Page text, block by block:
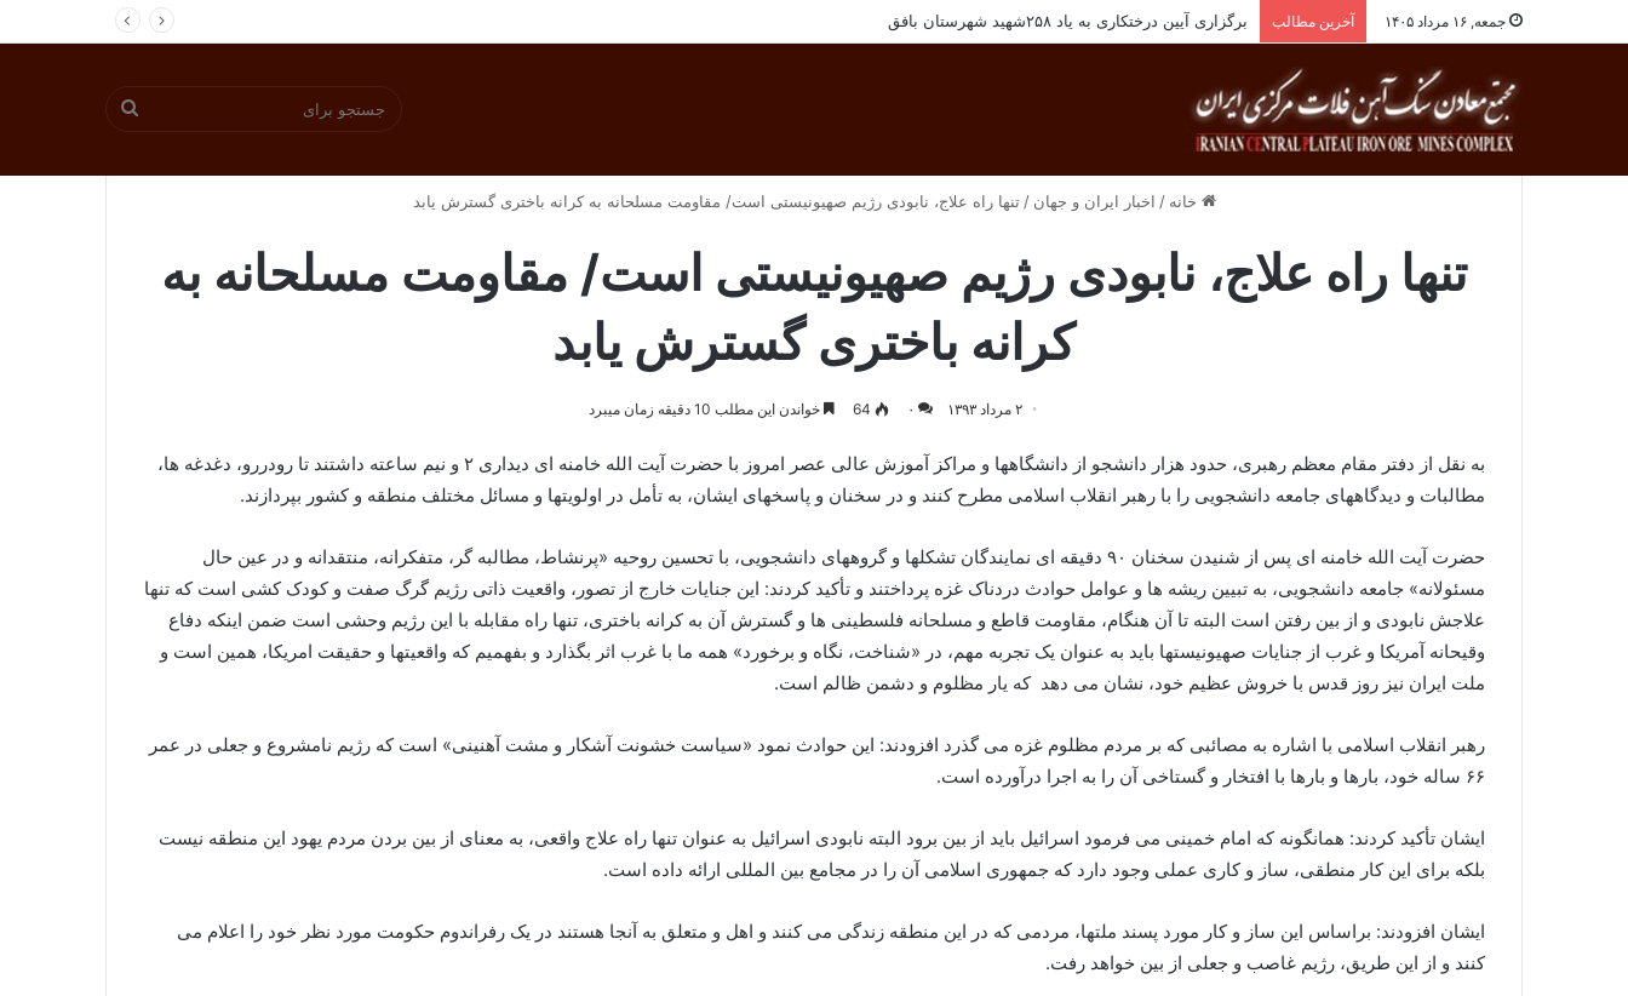
جمعه, ۱۶ مرداد ۱۴۰۵ آخرین مطالب برگزاری آیین درختکاری به یاد ۲۵۸شهید شهرستان بافق
خانه / اخبار ایران و جهان / تنها راه علاج، نابودی رژیم صهیونیستی است/ مقاومت مسلحانه به کرانه باختری گسترش یابد
تنها راه علاج، نابودی رژیم صهیونیستی است/ مقاومت مسلحانه به
کرانه باختری گسترش یابد
۲ مرداد ۱۳۹۳ ۰ 64 خواندن این مطلب 10 دقیقه زمان میبرد
به نقل از دفتر مقام معظم رهبری، حدود هزار دانشجو از دانشگاهها و مراکز آموزش عالی عصر امروز با حضرت آیت الله خامنه ای دیداری ۲ و نیم ساعته داشتند تا رودررو، دغدغه ها،
مطالبات و دیدگاههای جامعه دانشجویی را با رهبر انقلاب اسلامی مطرح کنند و در سخنان و پاسخهای ایشان، به تأمل در اولویتها و مسائل مختلف منطقه و کشور بپردازند.
حضرت آیت الله خامنه ای پس از شنیدن سخنان ۹۰ دقیقه ای نمایندگان تشکلها و گروههای دانشجویی، با تحسین روحیه «پرنشاط، مطالبه گر، متفکرانه، منتقدانه و در عین حال
مسئولانه» جامعه دانشجویی، به تبیین ریشه ها و عوامل حوادث دردناک غزه پرداختند و تأکید کردند: این جنایات خارج از تصور، واقعیت ذاتی رژیم گرگ صفت و کودک کشی است که تنها
علاجش نابودی و از بین رفتن است البته تا آن هنگام، مقاومت قاطع و مسلحانه فلسطینی ها و گسترش آن به کرانه باختری، تنها راه مقابله با این رژیم وحشی است ضمن اینکه دفاع
وقیحانه آمریکا و غرب از جنایات صهیونیستها باید به عنوان یک تجربه مهم، در «شناخت، نگاه و برخورد» همه ما با غرب اثر بگذارد و بفهمیم که واقعیتها و حقیقت امریکا، همین است و
ملت ایران نیز روز قدس با خروش عظیم خود، نشان می دهد که یار مظلوم و دشمن ظالم است.
رهبر انقلاب اسلامی با اشاره به مصائبی که بر مردم مظلوم غزه می گذرد افزودند: این حوادث نمود «سیاست خشونت آشکار و مشت آهنینی» است که رژیم نامشروع و جعلی در عمر
۶۶ ساله خود، بارها و بارها با افتخار و گستاخی آن را به اجرا درآورده است.
ایشان تأکید کردند: همانگونه که امام خمینی می فرمود اسرائیل باید از بین برود البته نابودی اسرائیل به عنوان تنها راه علاج واقعی، به معنای از بین بردن مردم یهود این منطقه نیست
بلکه برای این کار منطقی، ساز و کاری عملی وجود دارد که جمهوری اسلامی آن را در مجامع بین المللی ارائه داده است.
ایشان افزودند: براساس این ساز و کار مورد پسند ملتها، مردمی که در این منطقه زندگی می کنند و اهل و متعلق به آنجا هستند در یک رفراندوم حکومت مورد نظر خود را اعلام می
کنند و از این طریق، رژیم غاصب و جعلی از بین خواهد رفت.